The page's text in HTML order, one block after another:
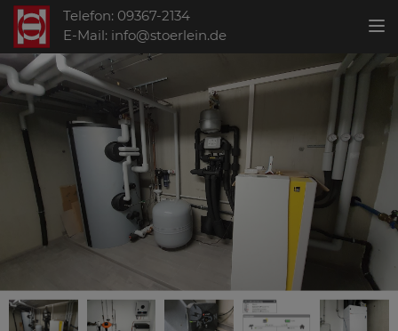
Telefon: 09367-2134
E-Mail: info@stoerlein.de